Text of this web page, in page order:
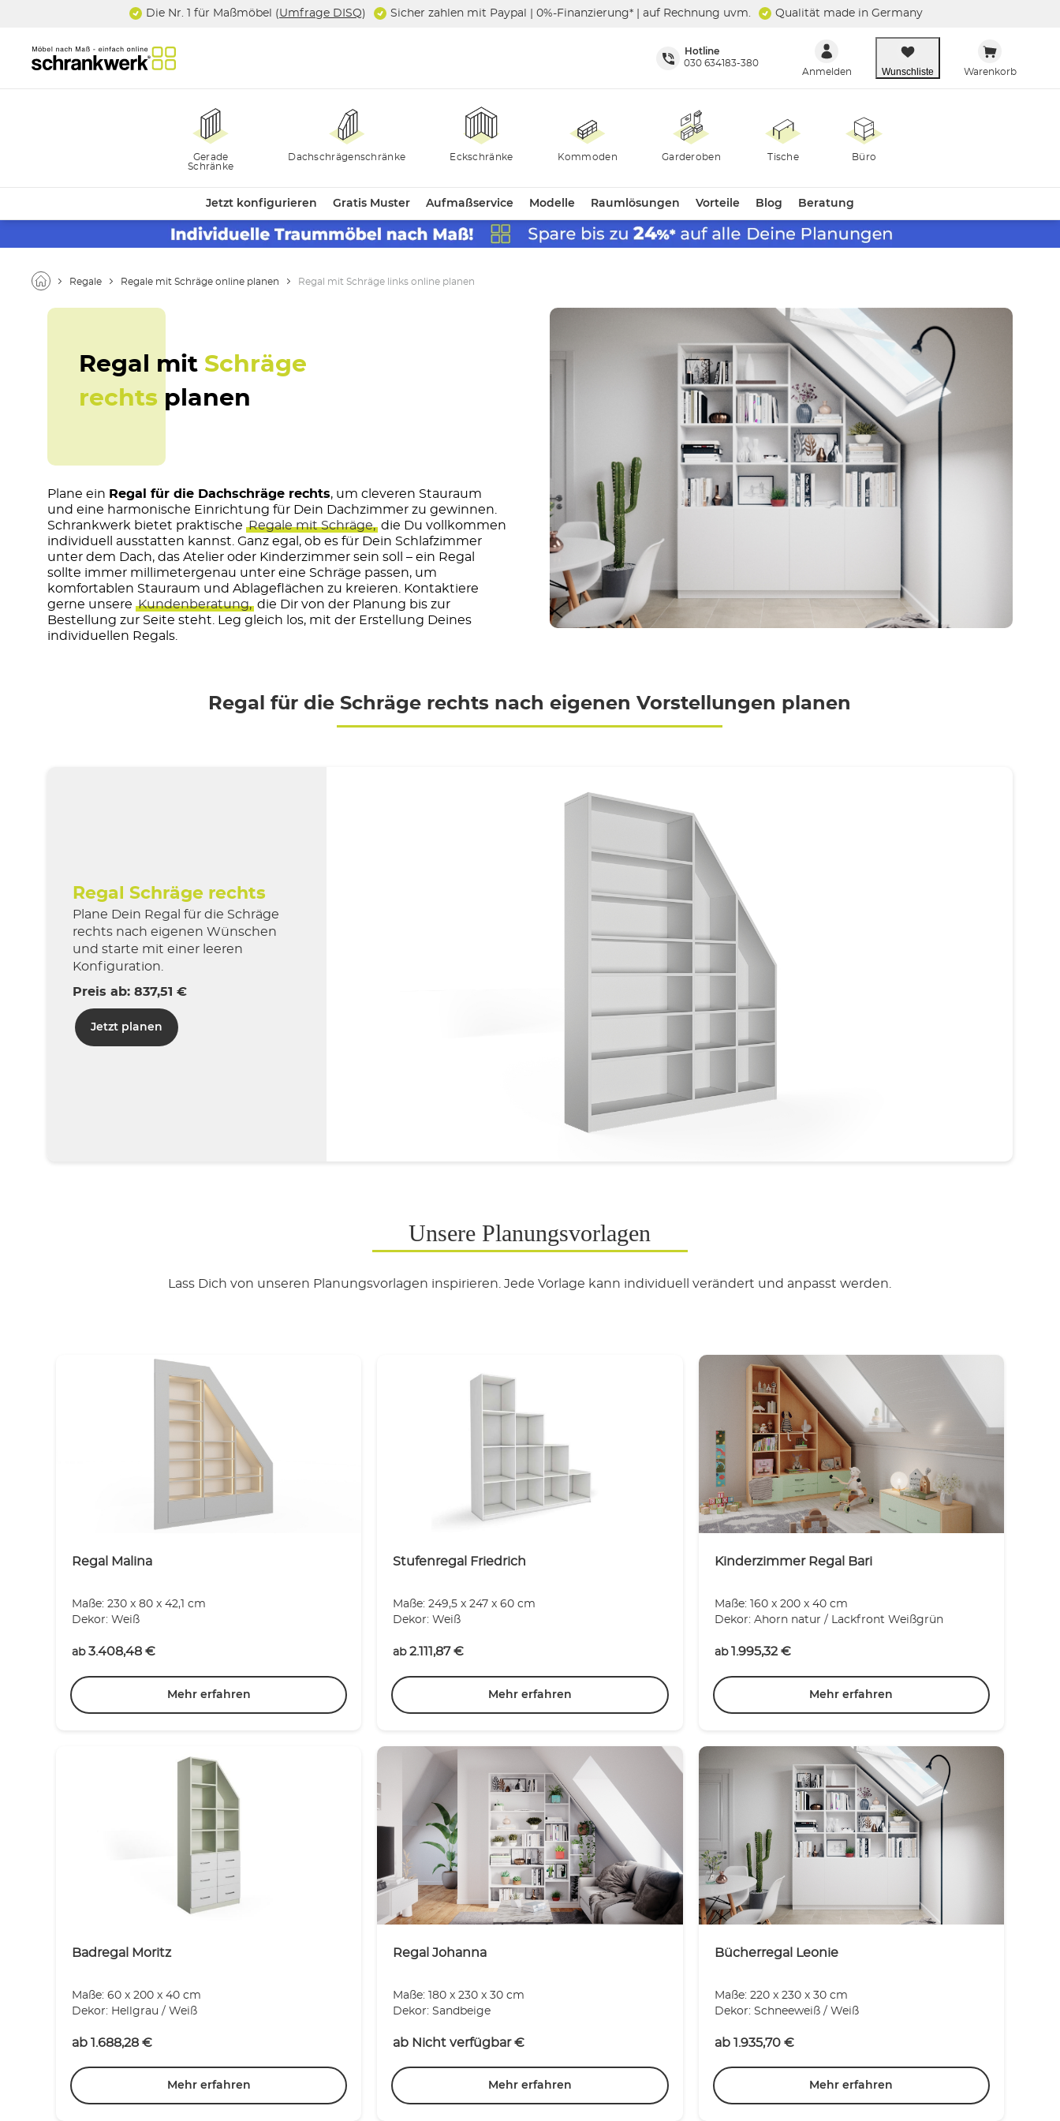
Die Nr. 1 für Maßmöbel (Umfrage DISQ) Sicher zahlen mit Paypal | 0%-Finanzierung* | auf Rechnung uvm. Qualität made in Germany
Hotline
030 634183-380
Anmelden
Wunschliste Warenkorb
Gerade
Schränke
Dachschrägenschränke Eckschränke Kommoden Garderoben Tische Büro
Jetzt konfigurieren Gratis Muster Aufmaßservice Modelle Raumlösungen Vorteile Blog Beratung
Regale Regale mit Schräge online planen Regal mit Schräge links online planen
Regal mit Schräge
rechts planen
Plane ein Regal für die Dachschräge rechts, um cleveren Stauraum
und eine harmonische Einrichtung für Dein Dachzimmer zu gewinnen.
Schrankwerk bietet praktischeRegale mit Schräge, die Du vollkommen
individuell ausstatten kannst. Ganz egal, ob es für Dein Schlafzimmer
unter dem Dach, das Atelier oder Kinderzimmer sein soll – ein Regal
sollte immer millimetergenau unter eine Schräge passen, um
komfortablen Stauraum und Ablageflächen zu kreieren. Kontaktiere
gerne unsereKundenberatung, die Dir von der Planung bis zur
Bestellung zur Seite steht. Leg gleich los, mit der Erstellung Deines
individuellen Regals.
Regal für die Schräge rechts nach eigenen Vorstellungen planen
Regal Schräge rechts
Plane Dein Regal für die Schräge
rechts nach eigenen Wünschen
und starte mit einer leeren
Konfiguration.
Preis ab: 837,51 €
Jetzt planen
Unsere Planungsvorlagen
Lass Dich von unseren Planungsvorlagen inspirieren. Jede Vorlage kann individuell verändert und anpasst werden.
Regal Malina
Maße: 230 x 80 x 42,1 cm
Dekor: Weiß
ab 3.408,48 €
Mehr erfahren
Stufenregal Friedrich
Maße: 249,5 x 247 x 60 cm
Dekor: Weiß
ab 2.111,87 €
Mehr erfahren
Kinderzimmer Regal Bari
Maße: 160 x 200 x 40 cm
Dekor: Ahorn natur / Lackfront Weißgrün
ab 1.995,32 €
Mehr erfahren
Badregal Moritz
Maße: 60 x 200 x 40 cm
Dekor: Hellgrau / Weiß
ab 1.688,28 €
Mehr erfahren
Regal Johanna
Maße: 180 x 230 x 30 cm
Dekor: Sandbeige
ab Nicht verfügbar €
Mehr erfahren
Bücherregal Leonie
Maße: 220 x 230 x 30 cm
Dekor: Schneeweiß / Weiß
ab 1.935,70 €
Mehr erfahren